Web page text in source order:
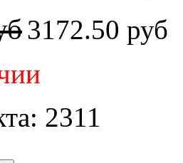
3172.50 руб
2311